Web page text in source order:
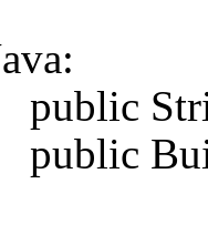
public
public